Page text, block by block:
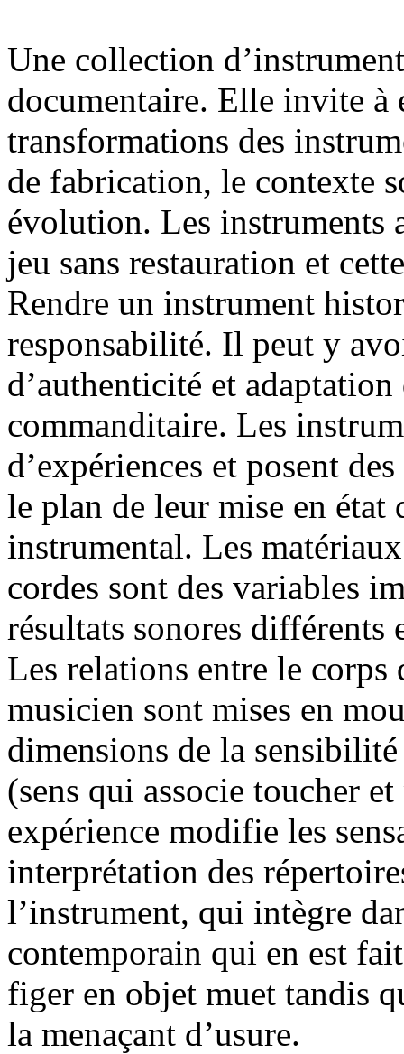
Une collection
documentaire. Elle invite à
transformations des
de fabrication, le contexte
évolution. Les instruments
jeu sans restauration et
Rendre un instrument
responsabilité. Il peut y
d’authenticité et
commanditaire. Les
d’expériences et posent
le plan de leur mise en état
instrumental. Les
cordes sont des variables
résultats sonores différents
Les relations entre le
musicien sont mises en
dimensions de la
(sens qui associe toucher
expérience modifie les
interprétation des
l’instrument, qui intègre
contemporain qui en est
figer en objet muet tandis
la menaçant d’usure.